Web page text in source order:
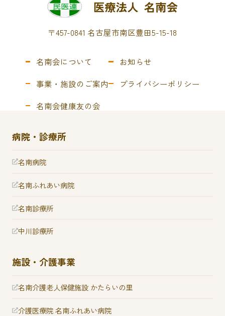
〒457-0841 名古屋市南区豊田5-15-18
名南会について
事業・施設のご案内
名南会健康友の会
お知らせ
プライバシーポリシー
病院・診療所
名南病院
名南ふれあい病院
名南診療所
中川診療所
施設・介護事業
名南介護老人保健施設 かたらいの里
介護医療院 名南ふれあい病院